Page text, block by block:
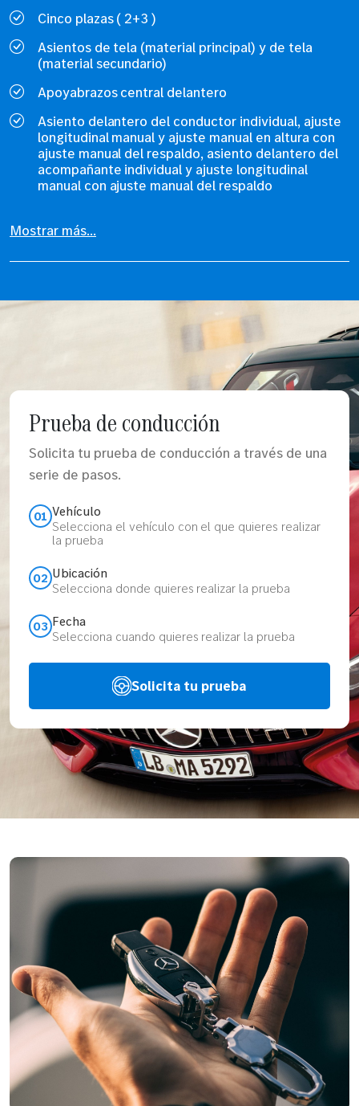
Cinco plazas ( 2+3 )
Asientos de tela (material principal) y de tela
(material secundario)
Apoyabrazos central delantero
Asiento delantero del conductor individual, ajuste
longitudinal manual y ajuste manual en altura con
ajuste manual del respaldo, asiento delantero del
acompañante individual y ajuste longitudinal
manual con ajuste manual del respaldo
Mostrar más...
Prueba de conducción
Solicita tu prueba de conducción a través de una
serie de pasos.
01 Vehículo
Selecciona el vehículo con el que quieres realizar
la prueba
02 Ubicación
Selecciona donde quieres realizar la prueba
03 Fecha
Selecciona cuando quieres realizar la prueba
Solicita tu prueba